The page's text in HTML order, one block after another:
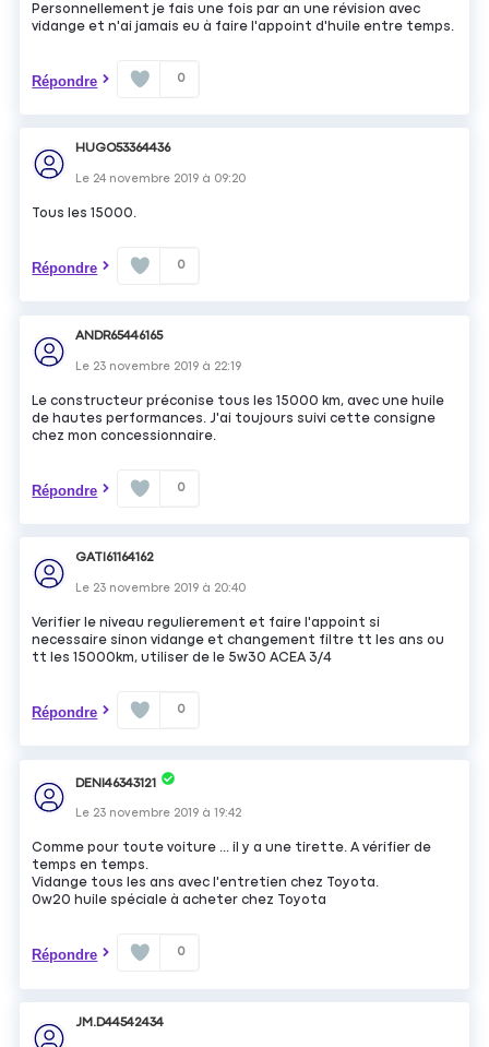
Personnellement je fais une fois par an une révision avec
vidange et n'ai jamais eu à faire l'appoint d'huile entre temps.
Répondre 0
HUGO53364436
Le 24 novembre 2019 à 09:20
Tous les 15000.
Répondre 0
ANDR65446165
Le 23 novembre 2019 à 22:19
Le constructeur préconise tous les 15000 km, avec une huile
de hautes performances. J'ai toujours suivi cette consigne
chez mon concessionnaire.
Répondre 0
GATI61164162
Le 23 novembre 2019 à 20:40
Verifier le niveau regulierement et faire l'appoint si
necessaire sinon vidange et changement filtre tt les ans ou
tt les 15000km, utiliser de le 5w30 ACEA 3/4
Répondre 0
DENI46343121
Le 23 novembre 2019 à19:42
Comme pour toute voiture ... il y a une tirette. A vérifier de
temps en temps.
Vidange tous les ans avec l'entretien chez Toyota.
0w20 huile spéciale à acheter chez Toyota
Répondre 0
JM.D44542434